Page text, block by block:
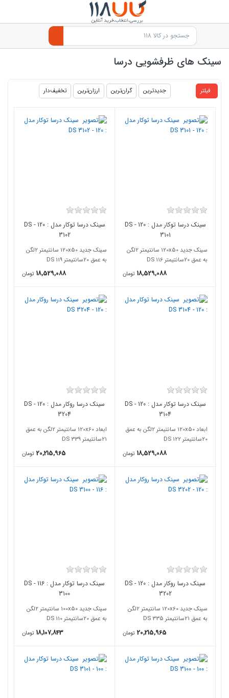
سینک های ظرفشویی درسا
products.productlist
فیلتر جدیدترین گران‌ترین ارزان‌ترین تخفیف‌دار
سینک درسا توکار مدل : 120 - DS
3101
سینک جدید 120x50 سانتیمتر 2لگن
به عمق 20سانتیمتر DS 116
18,529,088 تومان
سینک درسا توکار مدل : 120 - DS
3102
سینک جدید 120x50 سانتیمتر 2لگن
به عمق 20سانتیمتر DS 119
18,529,088 تومان
سینک درسا توکار مدل : 120 - DS
3104
ابعاد 120x50 سانتیمتر 2لگن به عمق
20سانتیمتر DS 122
18,529,088 تومان
سینک درسا روکار مدل : 120 - DS
3204
ابعاد 120x60 سانتیمتر 2لگن به عمق
21سانتیمتر DS 339
20,215,965 تومان
سینک درسا روکار مدل : 120 - DS
3202
سینک جدید 120x60 سانتیمتر 2لگن
به عمق 21سانتیمتر DS 335
20,215,965 تومان
سینک درسا توکار مدل : 116 - DS
3100
سینک جدید 100x50 سانتیمتر 2لگن
به عمق 20سانتیمتر DS 110
18,107,843 تومان